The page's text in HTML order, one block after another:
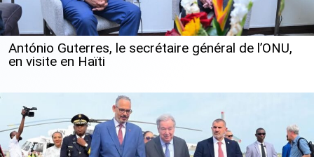
António Guterres, le secrétaire général de l’ONU,
en visite en Haïti